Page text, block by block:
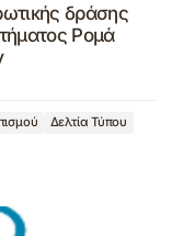
δράσης
Ρομά
Δελτία Τύπου